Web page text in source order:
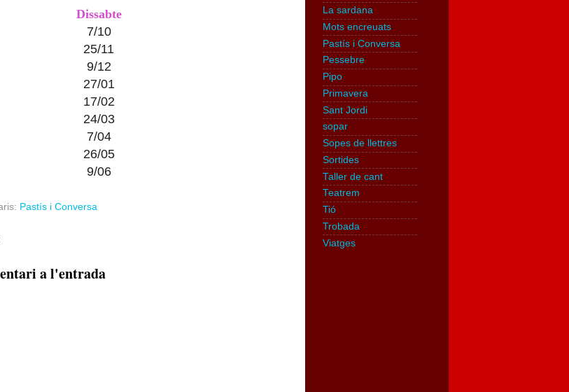
Dissabte
7/10
25/11
9/12
27/01
17/02
24/03
7/04
26/05
9/06
Pastís i Conversa
a l'entrada
La sardana
Mots encreuats
Pastís i Conversa
Pessebre
Pipo
Primavera
Sant Jordi
sopar
Sopes de llettres
Sortides
Taller de cant
Teatrem
Tió
Trobada
Viatges